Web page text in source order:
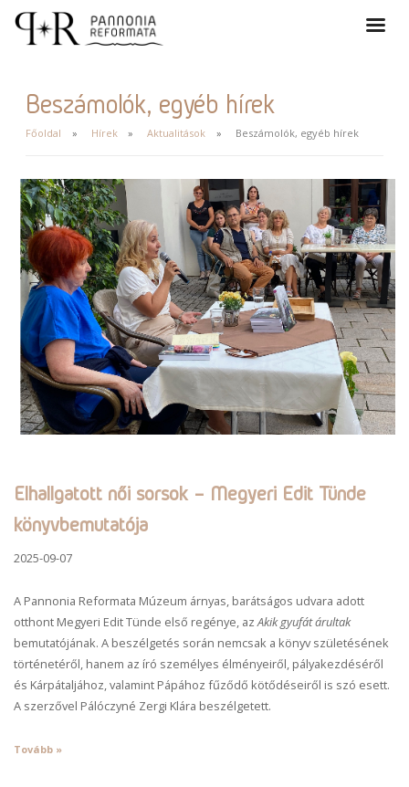
Beszámolók, egyéb hírek
Főoldal Hírek Aktualitások Beszámolók, egyéb hírek
Elhallgatott női sorsok – Megyeri Edit Tünde
könyvbemutatója
2025-09-07
A Pannonia Reformata Múzeum árnyas, barátságos udvara adott
otthont Megyeri Edit Tünde első regénye, azAkik gyufát árultak
bemutatójának. A beszélgetés során nemcsak a könyv születésének
történetéről, hanem az író személyes élményeiről, pályakezdéséről
és Kárpátaljához, valamint Pápához fűződő kötődéseiről is szó esett.
A szerzővel Pálóczyné Zergi Klára beszélgetett.
Tovább »